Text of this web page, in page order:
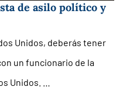
de asilo político y
Unidos, deberás tener
un funcionario de la
Unidos. …